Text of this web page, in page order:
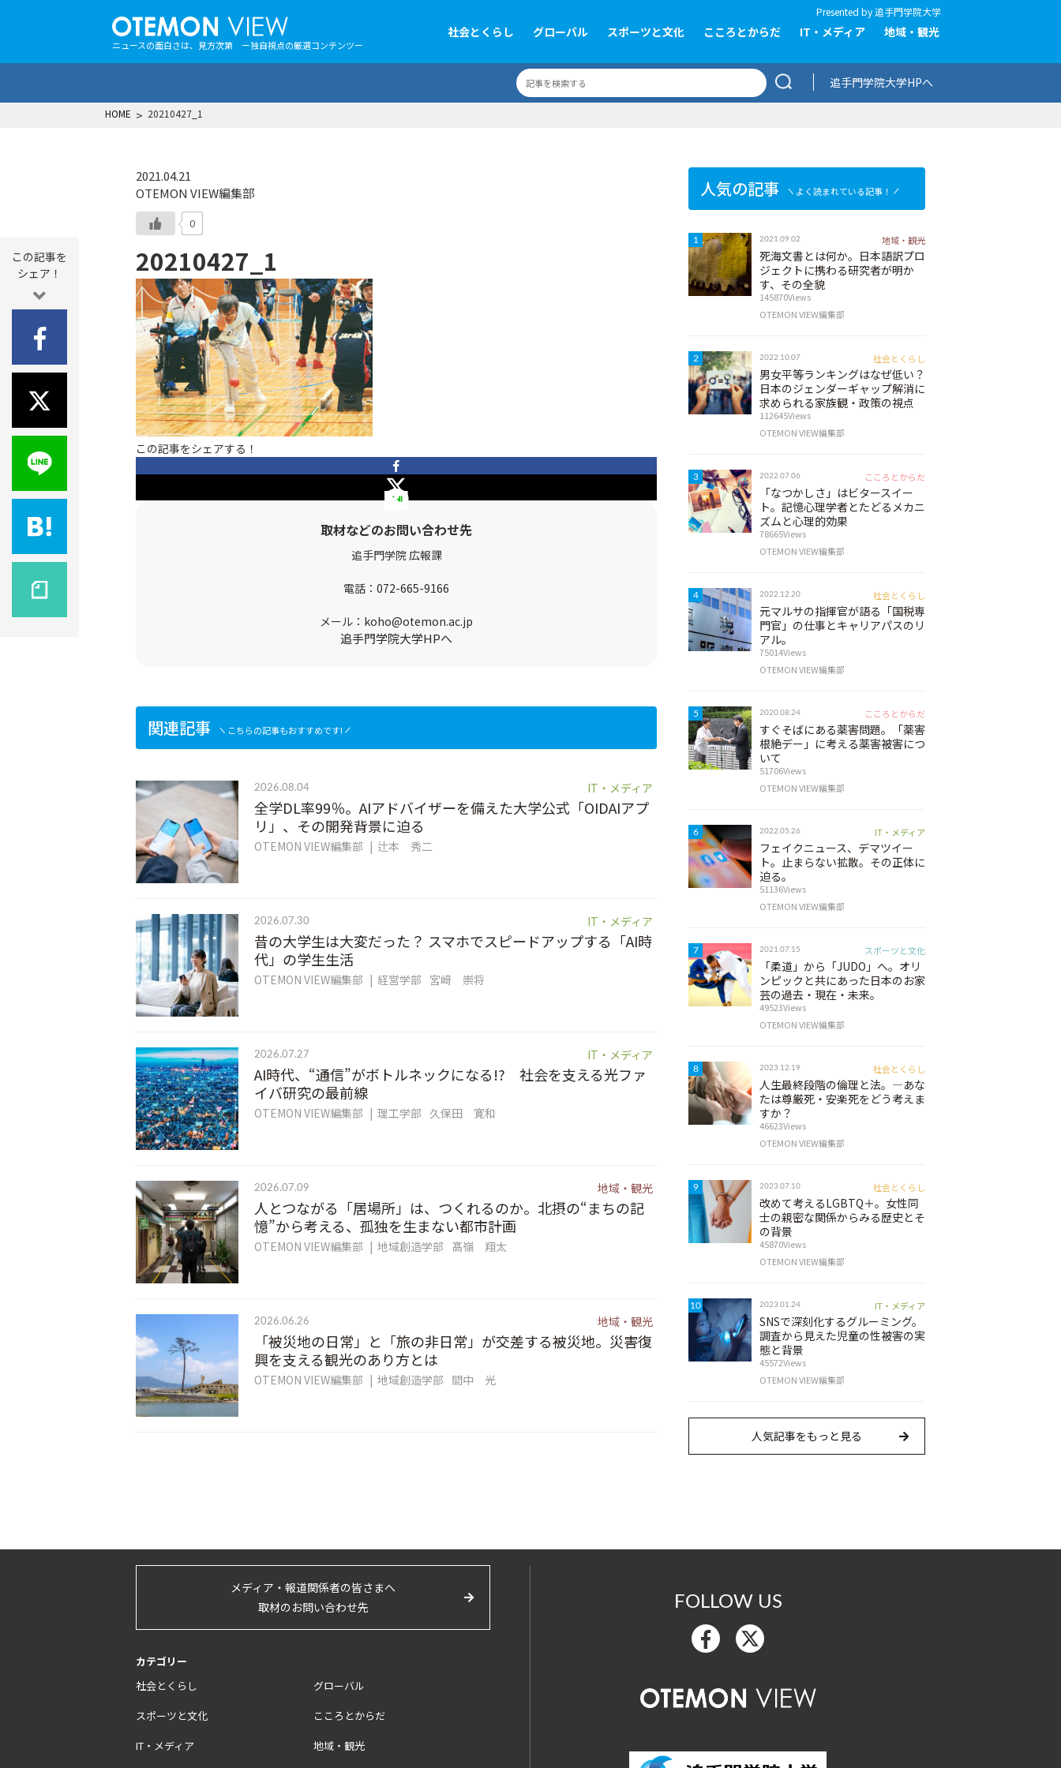
ニュースの面白さは、見方次第 ー独自視点の厳選コンテンツー
Presented by追手門学院大学
社会とくらし グローバル スポーツと文化 こころとからだ IT・メディア 地域・観光
追手門学院大学HPへ
HOME > 20210427_1
2021.04.21
OTEMON VIEW編集部
0
20210427_1
この記事をシェアする！
取材などのお問い合わせ先
追手門学院 広報課
電話： 072-665-9166
メール： koho@otemon.ac.jp
追手門学院大学HPへ
関連記事 こちらの記事もおすすめです!
2026.08.04 IT・メディア
全学DL率99％。AIアドバイザーを備えた大学公式「OIDAIアプ
リ」、その開発背景に迫る
OTEMON VIEW編集部 辻本 秀二
2026.07.30 IT・メディア
昔の大学生は大変だった？ スマホでスピードアップする「AI時
代」の学生生活
OTEMON VIEW編集部 経営学部 宮﨑 崇将
2026.07.27 IT・メディア
AI時代、“通信”がボトルネックになる!? 社会を支える光ファ
イバ研究の最前線
OTEMON VIEW編集部 理工学部 久保田 寛和
2026.07.09 地域・観光
人とつながる「居場所」は、つくれるのか。北摂の“まちの記
憶”から考える、孤独を生まない都市計画
OTEMON VIEW編集部 地域創造学部 髙嶺 翔太
2026.06.26 地域・観光
「被災地の日常」と「旅の非日常」が交差する被災地。災害復
興を支える観光のあり方とは
OTEMON VIEW編集部 地域創造学部 間中 光
人気の記事 よく読まれている記事！
1 2021.09.02 地域・観光
死海文書とは何か。日本語訳プロ
ジェクトに携わる研究者が明か
す、その全貌
145870Views
OTEMON VIEW編集部
2 2022.10.07 社会とくらし
男女平等ランキングはなぜ低い？
日本のジェンダーギャップ解消に
求められる家族観・政策の視点
112645Views
OTEMON VIEW編集部
3 2022.07.06 こころとからだ
「なつかしさ」はビタースイー
ト。記憶心理学者とたどるメカニ
ズムと心理的効果
78665Views
OTEMON VIEW編集部
4 2022.12.20 社会とくらし
元マルサの指揮官が語る「国税専
門官」の仕事とキャリアパスのリ
アル。
75014Views
OTEMON VIEW編集部
5 2020.08.24 こころとからだ
すぐそばにある薬害問題。「薬害
根絶デー」に考える薬害被害につ
いて
51706Views
OTEMON VIEW編集部
6 2022.05.26 IT・メディア
フェイクニュース、デマツイー
ト。止まらない拡散。その正体に
迫る。
51136Views
OTEMON VIEW編集部
7 2021.07.15 スポーツと文化
「柔道」から「JUDO」へ。オリ
ンピックと共にあった日本のお家
芸の過去・現在・未来。
49523Views
OTEMON VIEW編集部
8 2023.12.19 社会とくらし
人生最終段階の倫理と法。―あな
たは尊厳死・安楽死をどう考えま
すか？
46623Views
OTEMON VIEW編集部
9 2023.07.10 社会とくらし
改めて考えるLGBTQ＋。女性同
士の親密な関係からみる歴史とそ
の背景
45870Views
OTEMON VIEW編集部
10 2023.01.24 IT・メディア
SNSで深刻化するグルーミング。
調査から見えた児童の性被害の実
態と背景
45572Views
OTEMON VIEW編集部
人気記事をもっと見る
この記事を
シェア！
メディア・報道関係者の皆さまへ
取材のお問い合わせ先
カテゴリー
社会とくらし
グローバル
スポーツと文化
こころとからだ
IT・メディア
地域・観光
FOLLOW US